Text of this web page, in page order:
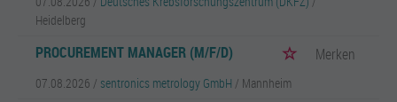
Heidelberg
PROCUREMENT MANAGER (M/F/D) Merken
07.08.2026 / sentronics metrology GmbH / Mannheim